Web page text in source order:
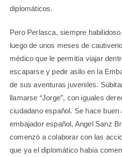
diplomáticos.
Pero Perlasca, siempre
luego de unos meses de
médico que le permitía viajar
escaparse y pedir asilo en la
de sus aventuras juveniles.
llamarse “Jorge”, con iguales
ciudadano español. Se hace
embajador español, Angel Sanz
comenzó a colaborar con las
que ya el diplomático había